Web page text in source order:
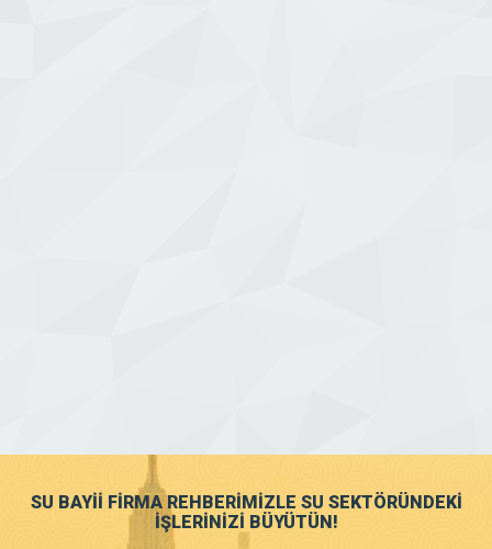
SU BAYİİ FİRMA REHBERİMİZLE SU SEKTÖRÜNDEKİ
İŞLERİNİZİ BÜYÜTÜN!